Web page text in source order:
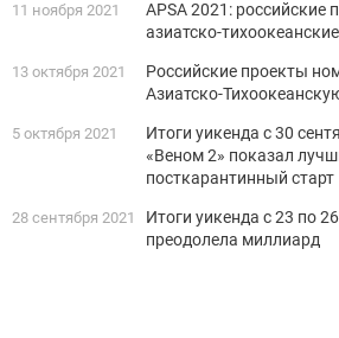
11 ноября 2021
APSA 2021: российские
азиатско-
13 октября 2021
Российские проекты
Азиатско-
5 октября 2021
Итоги уикенда с 30
«Веном 2» показал
посткарантинный старт
28 сентября 2021
Итоги уикенда с 23 по
преодолела миллиард